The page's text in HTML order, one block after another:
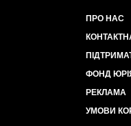
ПРО НАС
ФОНД
РЕКЛАМА
УМОВИ